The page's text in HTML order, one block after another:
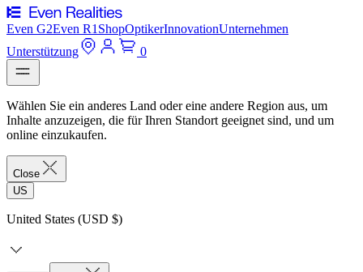
Even G2Even R1 ShopOptikerInnovationUnternehmen
Unterstützung
0
Wählen Sie ein anderes Land oder eine andere Region aus, um
Inhalte anzuzeigen, die für Ihren Standort geeignet sind, und um
online einzukaufen.
Close
US
United States (USD $)